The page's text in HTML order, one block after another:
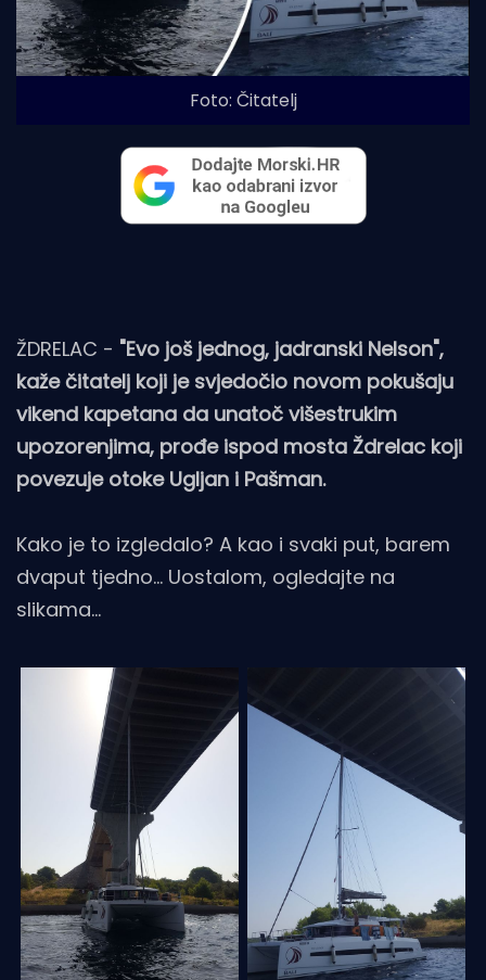
Foto: Čitatelj
ŽDRELAC - "Evo još jednog, jadranski Nelson",
kaže čitatelj koji je svjedočio novom pokušaju
vikend kapetana da unatoč višestrukim
upozorenjima, prođe ispod mosta Ždrelac koji
povezuje otoke Ugljan i Pašman.
Kako je to izgledalo? A kao i svaki put, barem
dvaput tjedno... Uostalom, ogledajte na
slikama...